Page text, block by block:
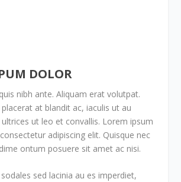
DOLOR
nibh ante. Aliquam erat volutpat.
at blandit ac, iaculis ut au
ultrices ut leo et convallis. Lorem ipsum
adipiscing elit. Quisque nec
ontum posuere sit amet ac nisi.
sed lacinia au es imperdiet,